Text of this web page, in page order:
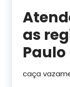
as
Paulo
caça